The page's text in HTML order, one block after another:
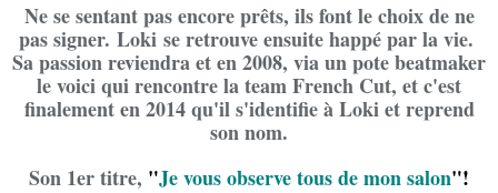
Ne se sentant pas encore prêts, ils font le choix de ne
pas signer. Loki se retrouve ensuite happé par la vie.
Sa passion reviendra et en 2008, via un pote beatmaker
le voici qui rencontre la team French Cut, et c'est
finalement en 2014 qu'il s'identifie à Loki et reprend
son nom.
Son 1er titre, "Je vous observe tous de mon salon"!